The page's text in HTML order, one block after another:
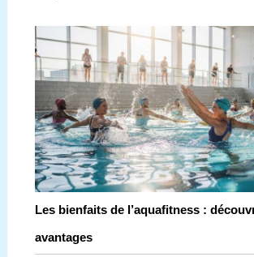
Les bienfaits de l’aquafitness :
avantages